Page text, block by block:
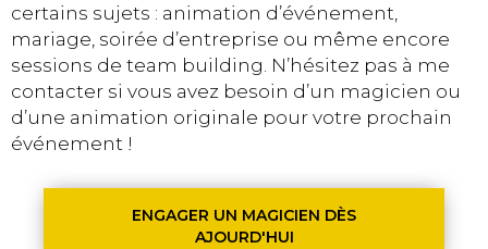
certains sujets : animation d’événement,
mariage, soirée d’entreprise ou même encore
sessions de team building. N’hésitez pas à me
contacter si vous avez besoin d’un magicien ou
d’une animation originale pour votre prochain
événement !
ENGAGER UN MAGICIEN DÈS
AJOURD'HUI